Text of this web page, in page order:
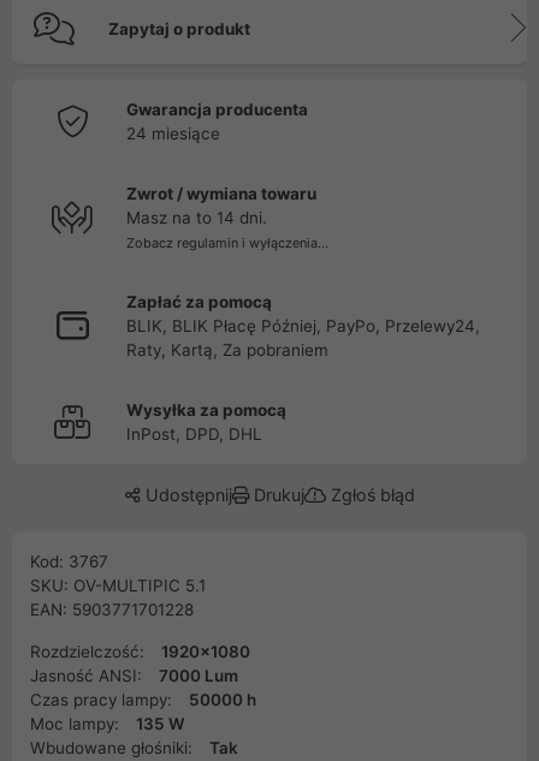
Zapytaj o produkt
Gwarancja producenta
24 miesiące
Zwrot / wymiana towaru
Masz na to 14 dni.
Zobacz regulamin i wyłączenia...
Zapłać za pomocą
BLIK, BLIK Płacę Później, PayPo, Przelewy24,
Raty, Kartą, Za pobraniem
Wysyłka za pomocą
InPost, DPD, DHL
Udostępnij Drukuj Zgłoś błąd
Kod: 3767
SKU: OV-MULTIPIC 5.1
EAN: 5903771701228
Rozdzielczość:
1920x1080
Jasność ANSI:
7000 Lum
Czas pracy lampy:
50000 h
Moc lampy:
135 W
Wbudowane głośniki:
Tak